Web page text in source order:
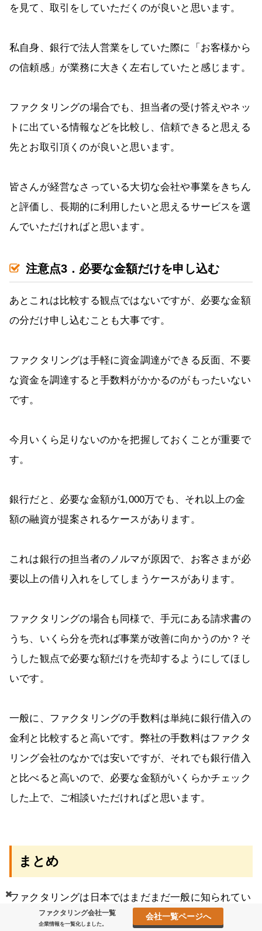
を見て、取引をしていただくのが良いと思います。
私自身、銀行で法人営業をしていた際に「お客様から
の信頼感」が業務に大きく左右していたと感じます。
ファクタリングの場合でも、担当者の受け答えやネッ
トに出ている情報などを比較し、信頼できると思える
先とお取引頂くのが良いと思います。
皆さんが経営なさっている大切な会社や事業をきちん
と評価し、長期的に利用したいと思えるサービスを選
んでいただければと思います。
注意点3．必要な金額だけを申し込む
あとこれは比較する観点ではないですが、必要な金額
の分だけ申し込むことも大事です。
ファクタリングは手軽に資金調達ができる反面、不要
な資金を調達すると手数料がかかるのがもったいない
です。
今月いくら足りないのかを把握しておくことが重要で
す。
銀行だと、必要な金額が1,000万でも、それ以上の金
額の融資が提案されるケースがあります。
これは銀行の担当者のノルマが原因で、お客さまが必
要以上の借り入れをしてしまうケースがあります。
ファクタリングの場合も同様で、手元にある請求書の
うち、いくら分を売れば事業が改善に向かうのか？そ
うした観点で必要な額だけを売却するようにしてほし
いです。
一般に、ファクタリングの手数料は単純に銀行借入の
金利と比較すると高いです。弊社の手数料はファクタ
リング会社のなかでは安いですが、それでも銀行借入
と比べると高いので、必要な金額がいくらかチェック
した上で、ご相談いただければと思います。
まとめ
ファクタリングは日本ではまだまだ一般に知られてい
ませんが、銀行借入と比べてメリットも多く中小事業
ファクタリング会社一覧
企業情報を一覧化しました。
会社一覧ページへ